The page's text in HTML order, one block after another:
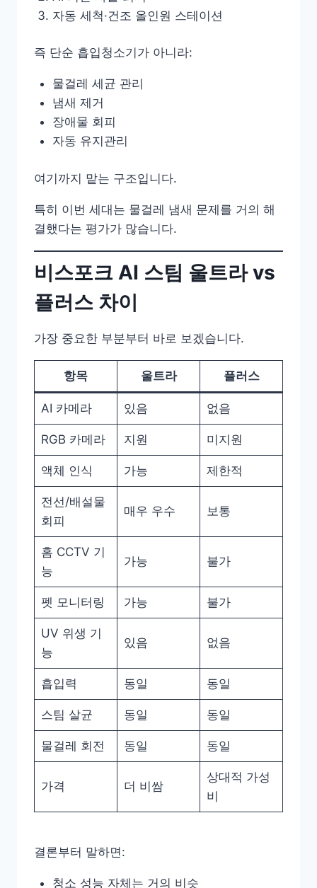
자동 세척·건조 올인원 스테이션
즉 단순 흡입청소기가 아니라:
물걸레 세균 관리
냄새 제거
장애물 회피
자동 유지관리
여기까지 맡는 구조입니다.
특히 이번 세대는 물걸레 냄새 문제를 거의 해
결했다는 평가가 많습니다.
비스포크 AI 스팀 울트라 vs
플러스 차이
가장 중요한 부분부터 바로 보겠습니다.
항목 울트라 플러스
AI 카메라 있음 없음
RGB 카메라 지원 미지원
액체 인식 가능 제한적
전선/배설물
회피
매우 우수 보통
홈 CCTV 기
능
가능 불가
펫 모니터링 가능 불가
UV 위생 기
능
있음 없음
흡입력 동일 동일
스팀 살균 동일 동일
물걸레 회전 동일 동일
가격 더 비쌈
상대적 가성
비
결론부터 말하면:
청소 성능 자체는 거의 비슷